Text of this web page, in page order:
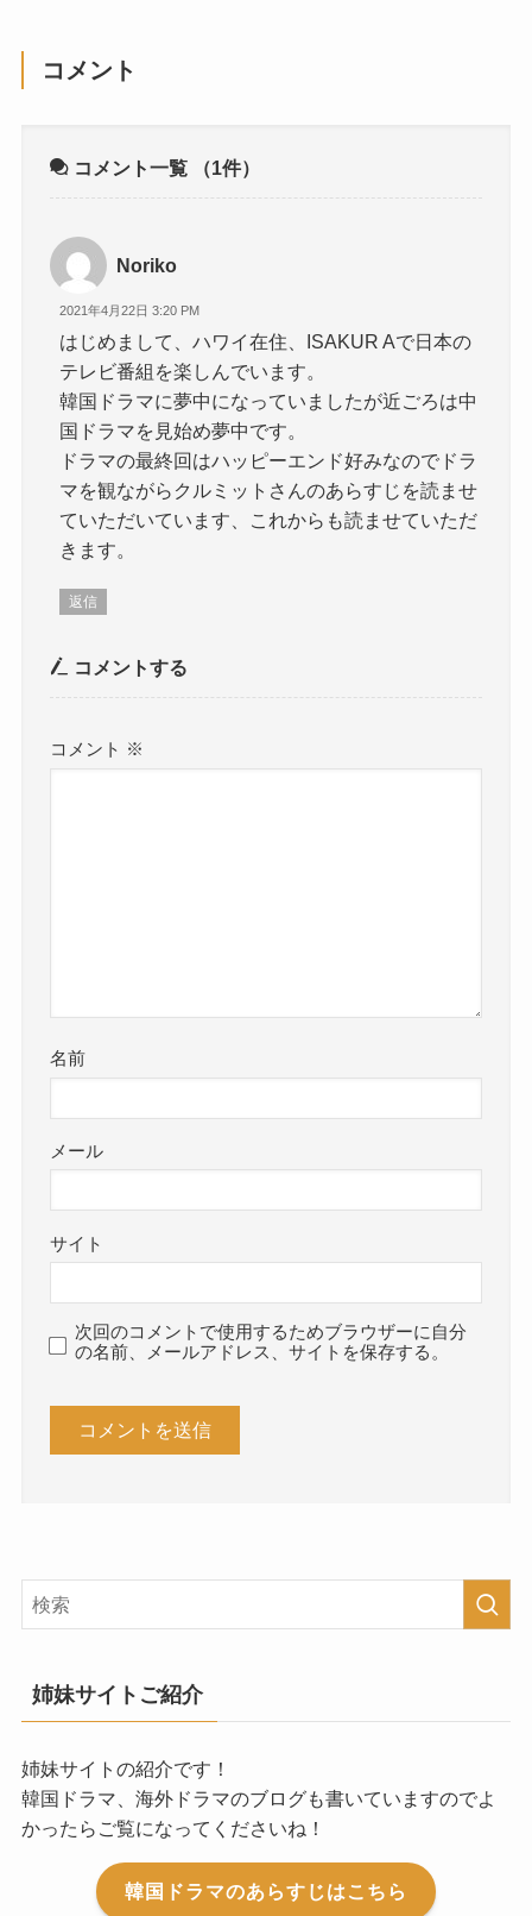
コメント
コメント一覧 （1件）
Noriko
2021年4月22日 3:20 PM
はじめまして、ハワイ在住、ISAKUR Aで日本の
テレビ番組を楽しんでいます。
韓国ドラマに夢中になっていましたが近ごろは中
国ドラマを見始め夢中です。
ドラマの最終回はハッピーエンド好みなのでドラ
マを観ながらクルミットさんのあらすじを読ませ
ていただいています、これからも読ませていただ
きます。
返信
コメントする
コメント ※
名前
メール
サイト
次回のコメントで使用するためブラウザーに自分
の名前、メールアドレス、サイトを保存する。
姉妹サイトご紹介
姉妹サイトの紹介です！
韓国ドラマ、海外ドラマのブログも書いていますのでよ
かったらご覧になってくださいね！
韓国ドラマのあらすじはこちら